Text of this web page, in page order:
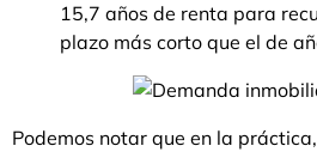
15,7 años de renta para
plazo más corto que el de
Podemos notar que en la